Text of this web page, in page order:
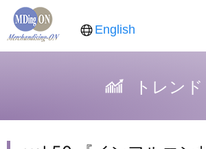
English
トレンド